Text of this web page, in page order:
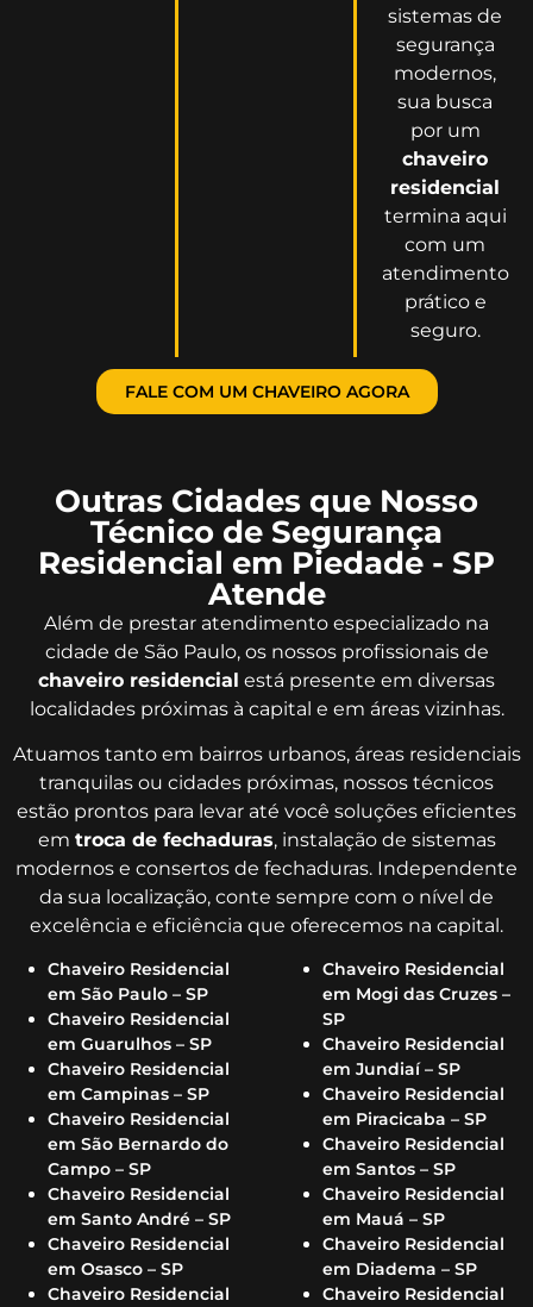
sistemas de
segurança
modernos,
sua busca
por um
chaveiro
residencial
termina aqui
com um
atendimento
prático e
seguro.
FALE COM UM CHAVEIRO AGORA
Outras Cidades que Nosso
Técnico de Segurança
Residencial em Piedade - SP
Atende
Além de prestar atendimento especializado na
cidade de São Paulo, os nossos profissionais de
chaveiro residencial está presente em diversas
localidades próximas à capital e em áreas vizinhas.
Atuamos tanto em bairros urbanos, áreas residenciais
tranquilas ou cidades próximas, nossos técnicos
estão prontos para levar até você soluções eficientes
em troca de fechaduras, instalação de sistemas
modernos e consertos de fechaduras. Independente
da sua localização, conte sempre com o nível de
excelência e eficiência que oferecemos na capital.
Chaveiro Residencial
em São Paulo – SP
Chaveiro Residencial
em Guarulhos – SP
Chaveiro Residencial
em Campinas – SP
Chaveiro Residencial
em São Bernardo do
Campo – SP
Chaveiro Residencial
em Santo André – SP
Chaveiro Residencial
em Osasco – SP
Chaveiro Residencial
Chaveiro Residencial
em Mogi das Cruzes –
SP
Chaveiro Residencial
em Jundiaí – SP
Chaveiro Residencial
em Piracicaba – SP
Chaveiro Residencial
em Santos – SP
Chaveiro Residencial
em Mauá – SP
Chaveiro Residencial
em Diadema – SP
Chaveiro Residencial